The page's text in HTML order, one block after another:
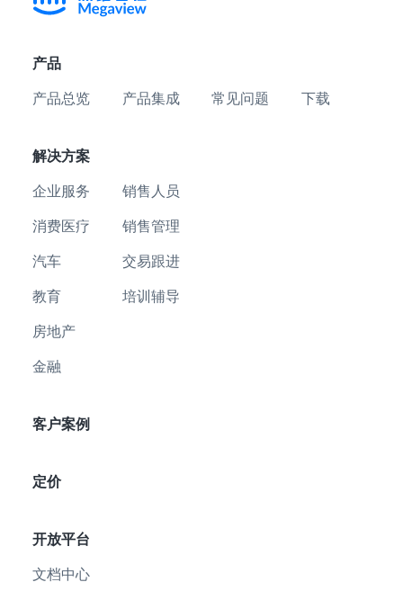
产品
产品总览 产品集成 常见问题 下载
解决方案
企业服务
消费医疗
汽车
教育
房地产
金融
销售人员
销售管理
交易跟进
培训辅导
客户案例
定价
开放平台
文档中心